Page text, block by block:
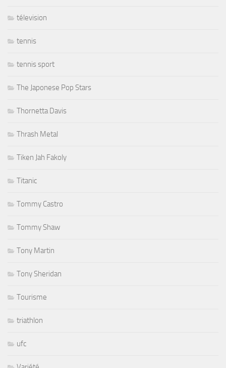
télevision
tennis
tennis sport
The Japonese Pop Stars
Thornetta Davis
Thrash Metal
Tiken Jah Fakoly
Titanic
Tommy Castro
Tommy Shaw
Tony Martin
Tony Sheridan
Tourisme
triathlon
ufc